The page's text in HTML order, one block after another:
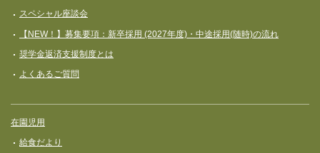
スペシャル座談会
【NEW！】募集要項：新卒採用 (2027年度)・中途採用(随時)の流れ
奨学⾦返済⽀援制度とは
よくあるご質問
在園児用
給食だより